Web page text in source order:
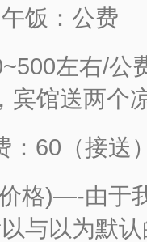
午饭：公费
左右/公
宾馆送两个
：60（接送
格)—-由于
与以为默